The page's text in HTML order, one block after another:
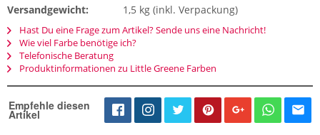
Versandgewicht:
1,5 kg (inkl. Verpackung)
Hast Du eine Frage zum Artikel? Sende uns eine Nachricht!
Wie viel Farbe benötige ich?
Telefonische Beratung
Produktinformationen zu Little Greene Farben
Empfehle diesen
Artikel